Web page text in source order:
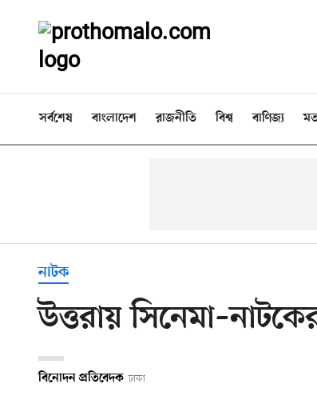
সর্বশেষ বাংলাদেশ রাজনীতি বিশ্ব বাণিজ্য
নাটক
উত্তরায়
বিনোদন প্রতিবেদক ঢাকা